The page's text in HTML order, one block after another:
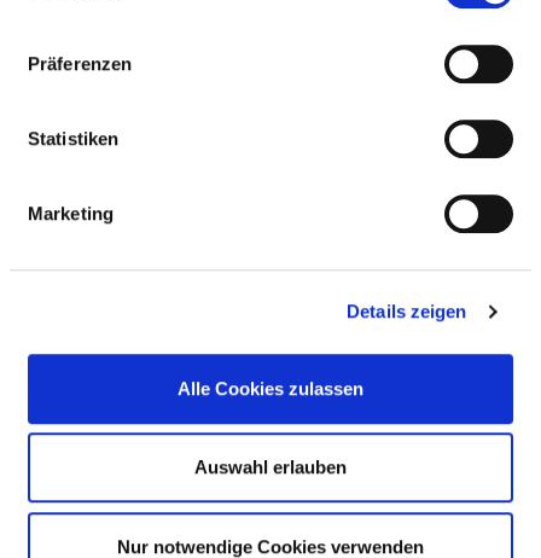
Präferenzen
Statistiken
Marketing
Details zeigen
Alle Cookies zulassen
Auswahl erlauben
Nur notwendige Cookies verwenden
Nutzung: Anzahl: 1 Gerät
Gerät zur Blutreinigung
bei Nierenversagen
In unserem Krankenhaus
werden im Rahmen eines
der Intensivmedizin 2
Dialysearbeitsplätze
bereit gestellt.
Lungenersatztherapie /-
Geräte für Früh- und
2 Inkubatoren stehen der
Klinik für Kinder- und
Jugendmedizin zur
neonatalen
Intensivbetreuung zur